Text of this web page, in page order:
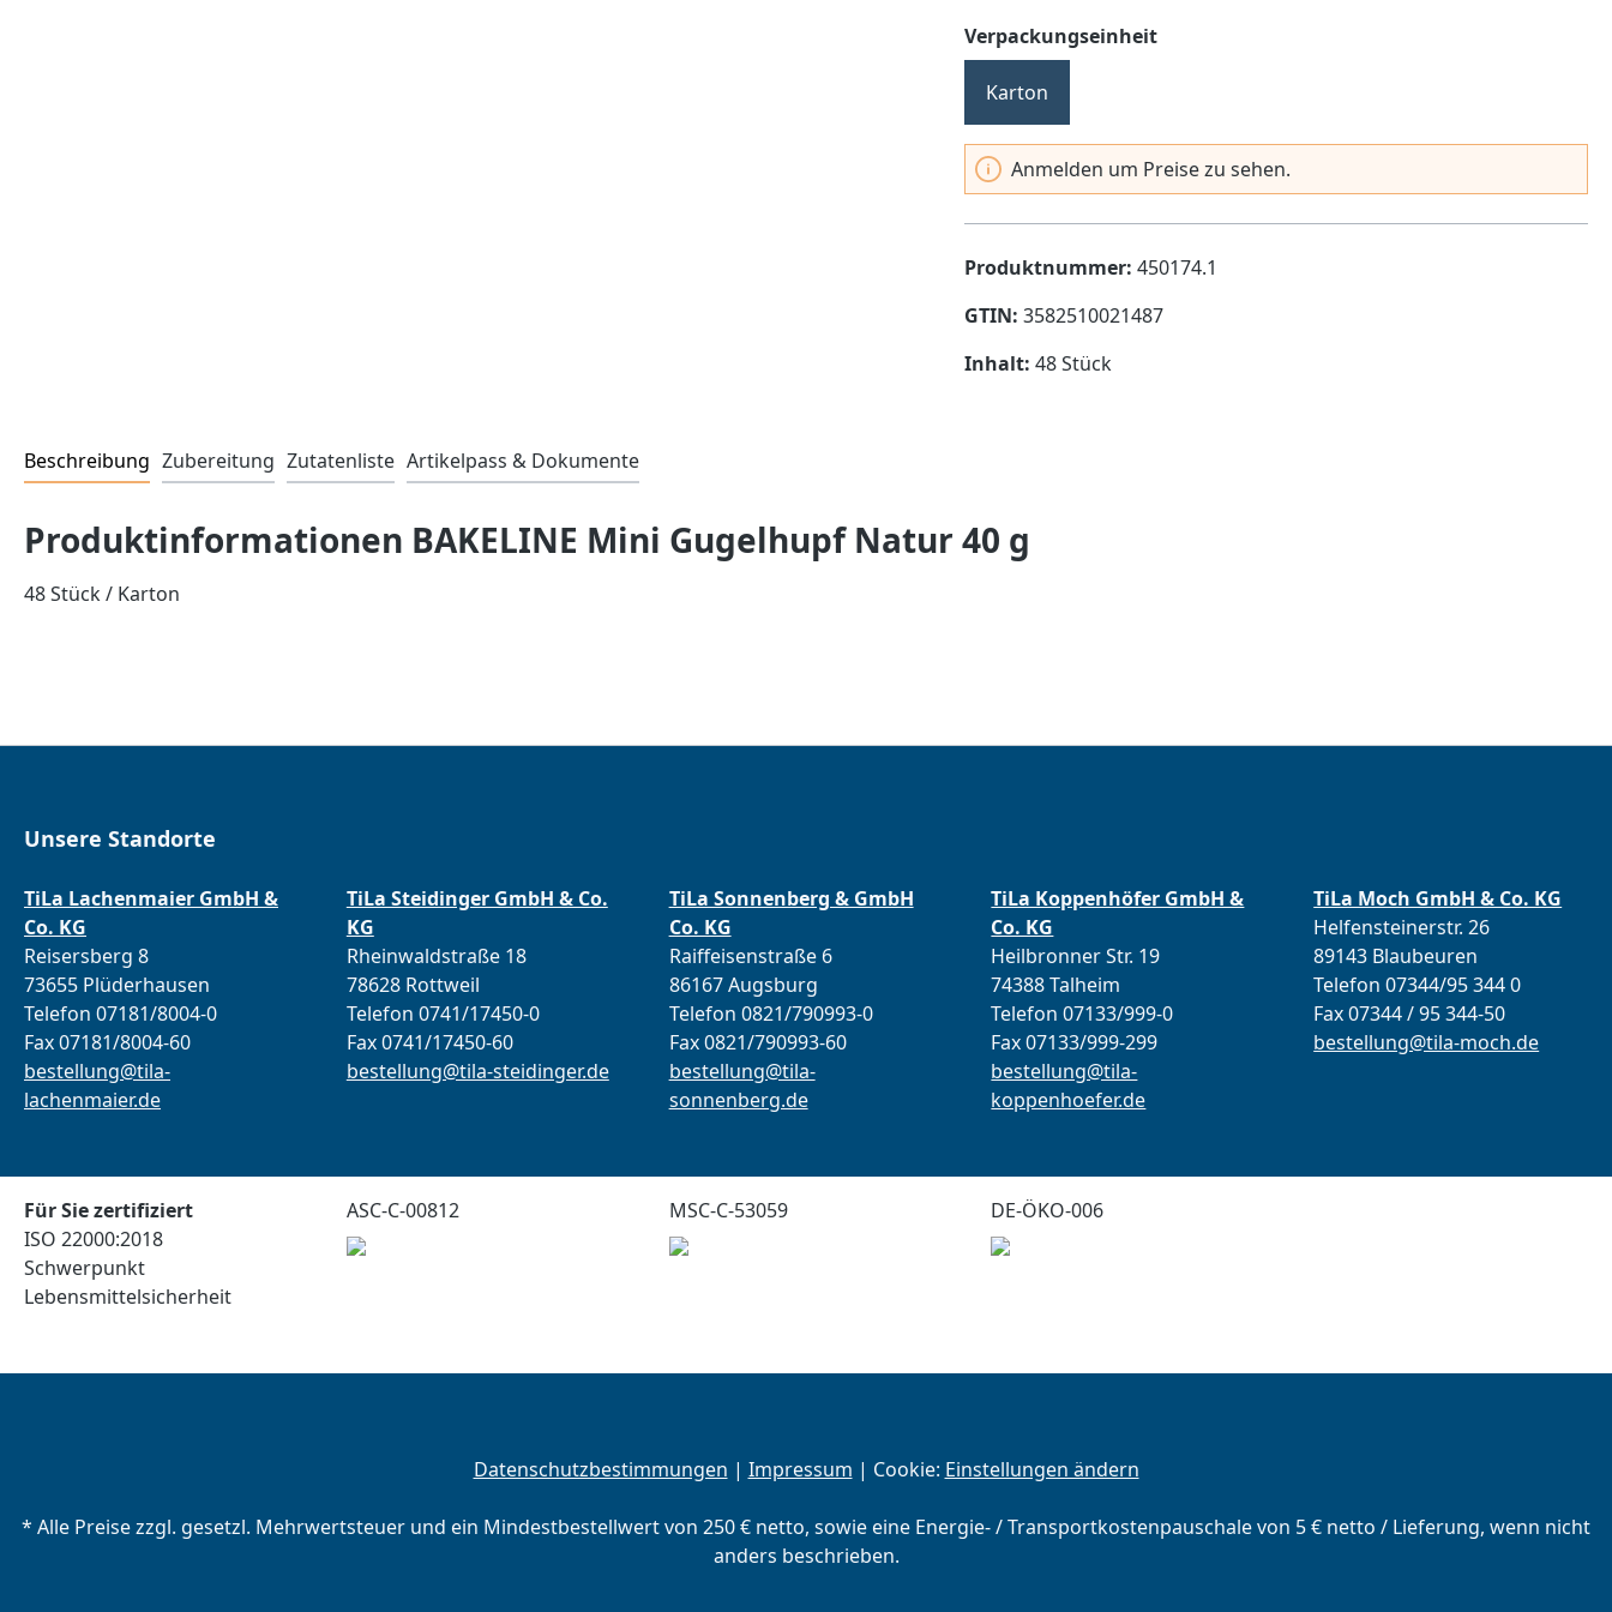
Verpackungseinheitauswählen
Karton
Anmelden um Preise zu sehen.
Produktnummer: 450174.1
GTIN: 3582510021487
Inhalt: 48 Stück
Beschreibung Zubereitung Zutatenliste Artikelpass & Dokumente
Produktinformationen BAKELINE Mini Gugelhupf Natur 40 g
48 Stück / Karton
Unsere Standorte
TiLa Lachenmaier GmbH &
Co. KG
Reisersberg 8
73655 Plüderhausen
Telefon 07181/8004-0
Fax 07181/8004-60
bestellung@tila-
lachenmaier.de
TiLa Steidinger GmbH & Co.
KG
Rheinwaldstraße 18
78628 Rottweil
Telefon 0741/17450-0
Fax 0741/17450-60
bestellung@tila-steidinger.de
TiLa Sonnenberg & GmbH
Co. KG
Raiffeisenstraße 6
86167 Augsburg
Telefon 0821/790993-0
Fax 0821/790993-60
bestellung@tila-
sonnenberg.de
TiLa Koppenhöfer GmbH &
Co. KG
Heilbronner Str. 19
74388 Talheim
Telefon 07133/999-0
Fax 07133/999-299
bestellung@tila-
koppenhoefer.de
TiLa Moch GmbH & Co. KG
Helfensteinerstr. 26
89143 Blaubeuren
Telefon 07344/95 344 0
Fax 07344 / 95 344-50
bestellung@tila-moch.de
Für Sie zertifiziert
ISO 22000:2018
Schwerpunkt
Lebensmittelsicherheit
ASC-C-00812 MSC-C-53059 DE-ÖKO-006
Datenschutzbestimmungen | Impressum | Cookie: Einstellungen ändern
* Alle Preise zzgl. gesetzl. Mehrwertsteuer und ein Mindestbestellwert von 250 € netto, sowie eine Energie- / Transportkostenpauschale von 5 € netto / Lieferung, wenn nicht
anders beschrieben.